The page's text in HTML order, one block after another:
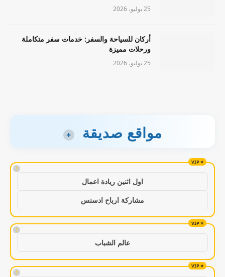
25 يوليو، 2026
أركان للسياحة والسفر: خدمات سفر متكاملة
ورحلات مميزة
25 يوليو، 2026
مواقع صديقة +
!
اول اثنين ريادة اعمال
مشاركة ارباح ادسنس
!
عالم الشباب
!